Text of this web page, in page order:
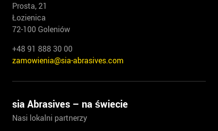
Prosta, 21
Łozienica
72-100 Goleniów
+48 91 888 30 00
zamowienia@sia-abrasives.com
sia Abrasives – na świecie
Nasi lokalni partnerzy